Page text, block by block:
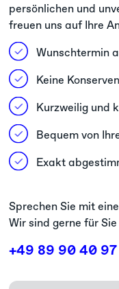
persönlichen und
freuen uns auf Ihre
Wunschtermin
Keine
Kurzweilig und
Bequem von
Exakt
Sprechen Sie mit
Wir sind gerne für
+49 89 90 40